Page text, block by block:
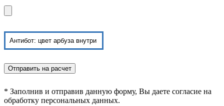
* Заполнив и отправив данную форму, Вы даете согласие на
обработку персональных данных.